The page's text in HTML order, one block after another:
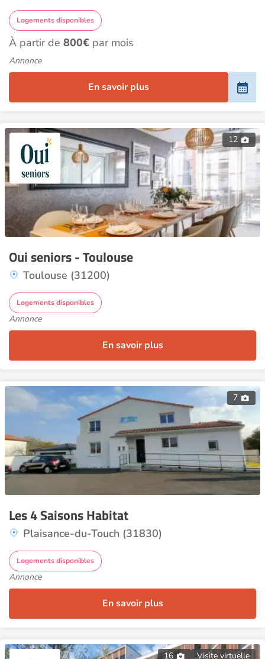
Logements disponibles
À partir de 800€ par mois
Annonce
En savoir plus
12
Oui seniors - Toulouse
Toulouse (31200)
Logements disponibles
Annonce
En savoir plus
7
Les 4 Saisons Habitat
Plaisance-du-Touch (31830)
Logements disponibles
Annonce
En savoir plus
16 Visite virtuelle